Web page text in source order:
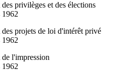
privilèges et des élections
1962
projets de loi d'intérêt privé
1962
l'impression
1962